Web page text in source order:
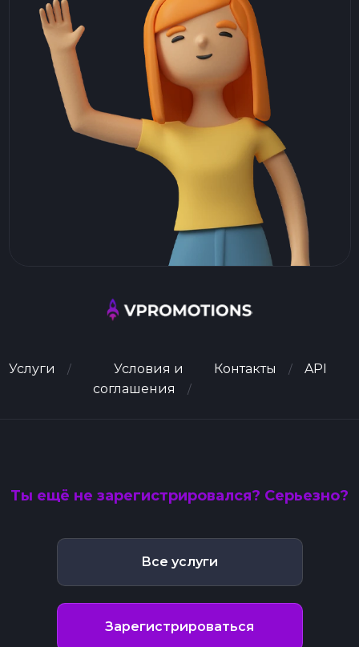
Услуги
Условия и
соглашения
Контакты API
Ты ещё не зарегистрировался? Серьезно?
Все услуги
Зарегистрироваться